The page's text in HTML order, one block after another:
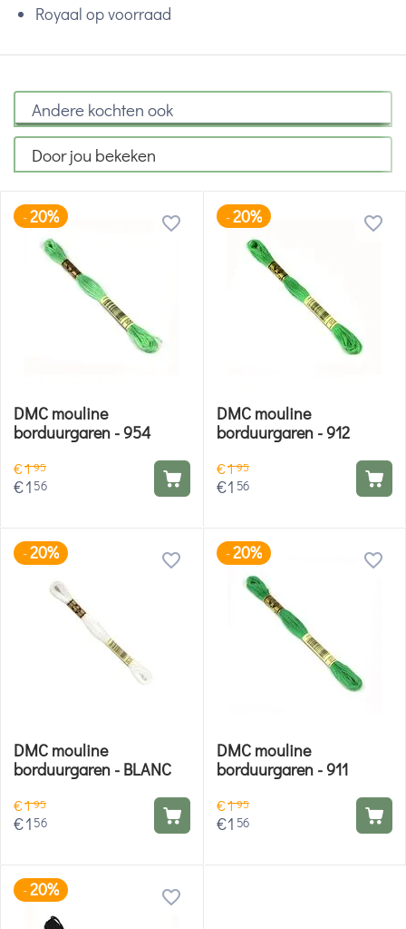
Royaal op voorraad
Andere kochten ook
Door jou bekeken
-20%
DMC mouline
borduurgaren - 954
€195
€1 56
-20%
DMC mouline
borduurgaren - 912
€195
€1 56
-20%
DMC mouline
borduurgaren - BLANC
€195
€1 56
-20%
DMC mouline
borduurgaren - 911
€195
€1 56
-20%